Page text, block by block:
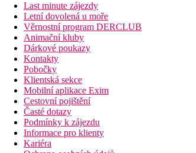
Last minute zájezdy
Letní dovolená u moře
Věrnostní program DERCLUB
Animační kluby
Dárkové poukazy
Kontakty
Pobočky
Klientská sekce
Mobilní aplikace Exim
Cestovní pojištění
Časté dotazy
Podmínky k zájezdu
Informace pro klienty
Kariéra